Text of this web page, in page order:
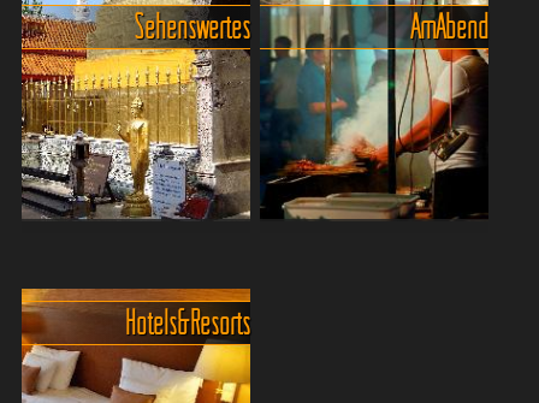
Du willst Thailand mal
abseits der typischen
Touristenrouten erleben?
Dann ab nach Phrae, eine
Sehenswertes Am Abend
Hotels & Resorts